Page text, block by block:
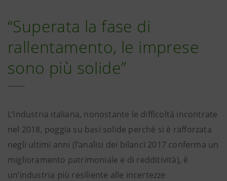
“Superata la fase di
rallentamento, le imprese
sono più solide”
L’industria italiana, nonostante le difficoltà incontrate
nel 2018, poggia su basi solide perché si è rafforzata
negli ultimi anni (l’analisi dei bilanci 2017 conferma un
miglioramento patrimoniale e di redditività), è
un’industria più resiliente alle incertezze